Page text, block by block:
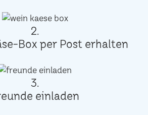
2.
Box per Post erhalten
3.
einladen